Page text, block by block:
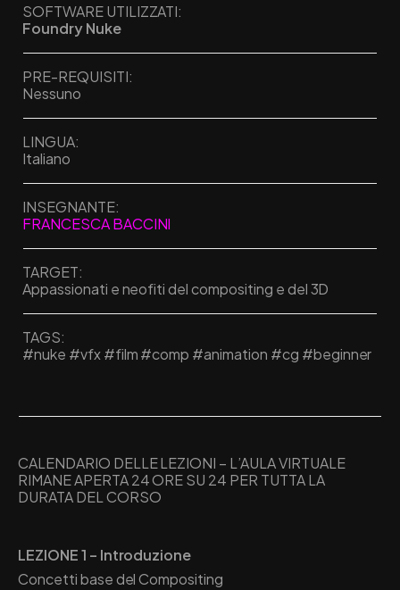
SOFTWARE UTILIZZATI:
Foundry Nuke
PRE-REQUISITI:
Nessuno
LINGUA:
Italiano
INSEGNANTE:
FRANCESCA BACCINI
TARGET:
Appassionati e neofiti del compositing e del 3D
TAGS:
#nuke #vfx #film #comp #animation #cg #beginner
CALENDARIO DELLE LEZIONI – L’AULA VIRTUALE
RIMANE APERTA 24 ORE SU 24 PER TUTTA LA
DURATA DEL CORSO
LEZIONE 1 – Introduzione
Concetti base del Compositing